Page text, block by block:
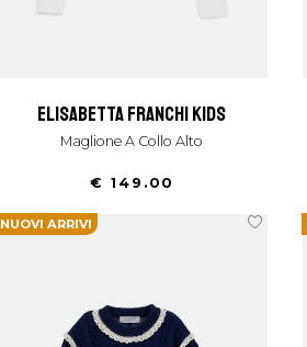
elisabetta franchi kids
Maglione A Collo Alto
€ 149.00
NUOVI ARRIVI